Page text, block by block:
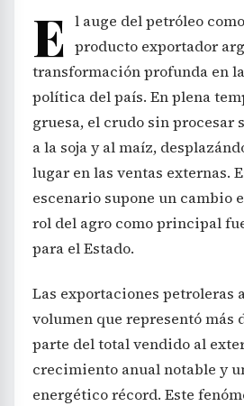
E l auge del petróleo
producto exportador
transformación profunda en
política del país. En plena
gruesa, el crudo sin procesar
a la soja y al maíz,
lugar en las ventas externas.
escenario supone un cambio
rol del agro como principal
para el Estado.
Las exportaciones petroleras
volumen que representó más
parte del total vendido al
crecimiento anual notable y
energético récord. Este